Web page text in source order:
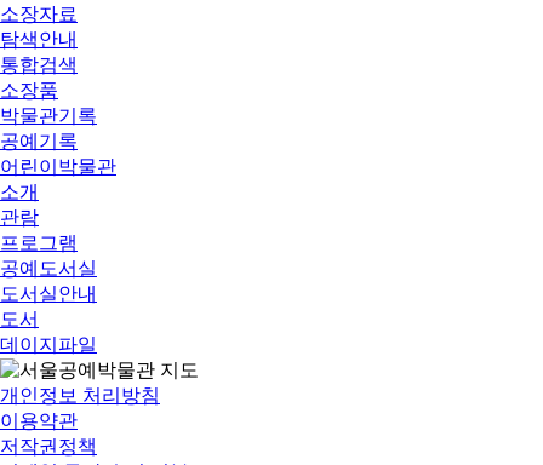
소장자료
탐색안내
통합검색
소장품
박물관기록
공예기록
어린이박물관
소개
관람
프로그램
공예도서실
도서실안내
도서
데이지파일
개인정보 처리방침
이용약관
저작권정책